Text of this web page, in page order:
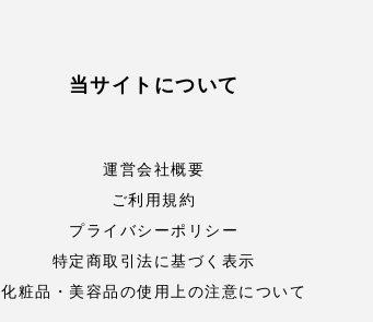
当サイトについて
運営会社概要
ご利用規約
プライバシーポリシー
特定商取引法に基づく表示
化粧品・美容品の使用上の注意について